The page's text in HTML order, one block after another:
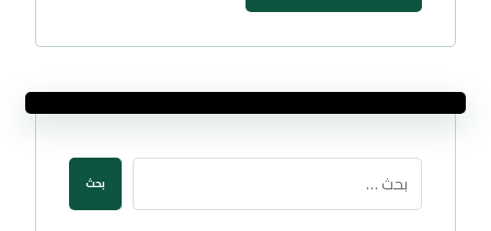
بحث